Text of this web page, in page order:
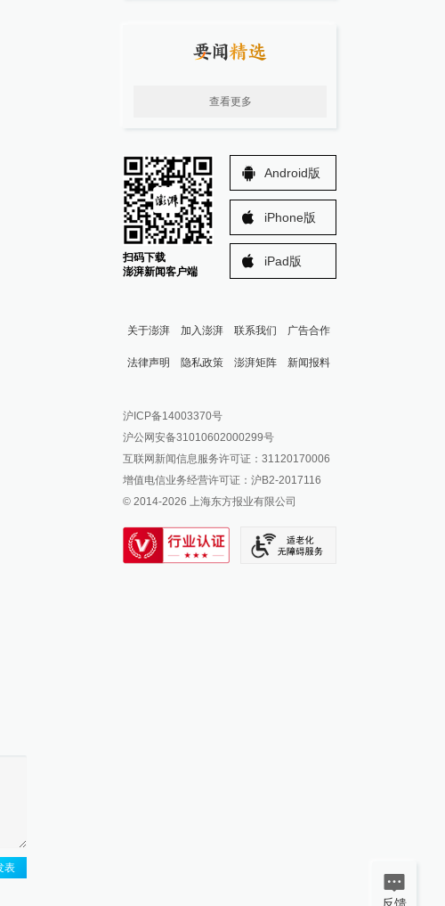
表
查看更多
扫码下载
澎湃新闻客户端
Android版
iPhone版
iPad版
关于澎湃 加入澎湃 联系我们 广告合作
法律声明 隐私政策 澎湃矩阵
澎湃新闻公众号
澎湃新闻抖音号
派生万物开放平台
IP SHANGHAI
SIXTH TONE
新闻报料
报料邮箱: news@thepaper.cn
沪ICP备14003370号
沪公网安备31010602000299号
互联网新闻信息服务许可证：31120170006
增值电信业务经营许可证：沪B2-2017116
© 2014-2026 上海东方报业有限公司